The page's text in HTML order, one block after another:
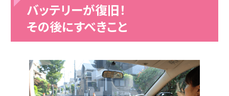
バッテリーが復旧！
その後にすべきこと